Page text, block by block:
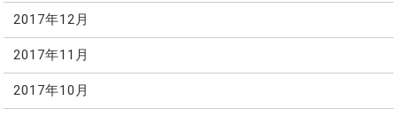
2017年12月
2017年11月
2017年10月